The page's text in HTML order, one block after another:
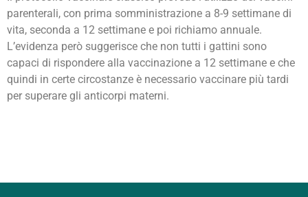
parenterali, con prima somministrazione a 8-9 settimane di
vita, seconda a 12 settimane e poi richiamo annuale.
L’evidenza però suggerisce che non tutti i gattini sono
capaci di rispondere alla vaccinazione a 12 settimane e che
quindi in certe circostanze è necessario vaccinare più tardi
per superare gli anticorpi materni.